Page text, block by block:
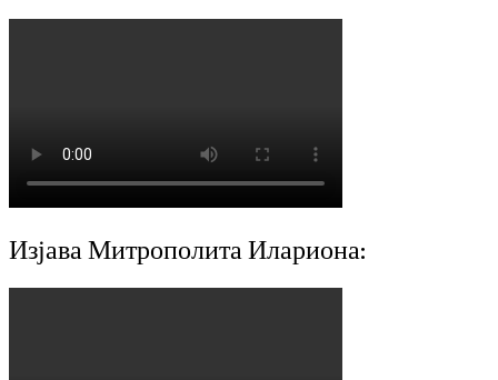
Изјава Митрополита Илариона: